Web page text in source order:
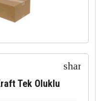
Tek Oluklu